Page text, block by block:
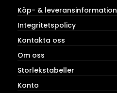
Köp- & leveransinformation
Integritetspolicy
Kontakta oss
Om oss
Storlekstabeller
Konto